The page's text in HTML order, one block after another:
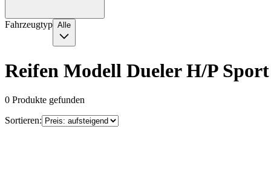
Fahrzeugtyp Alle
Reifen Modell Dueler H/P
0 Produkte gefunden
Sortieren: